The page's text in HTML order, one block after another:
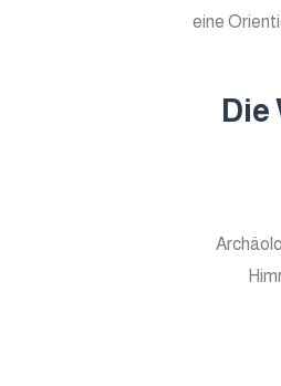
eine